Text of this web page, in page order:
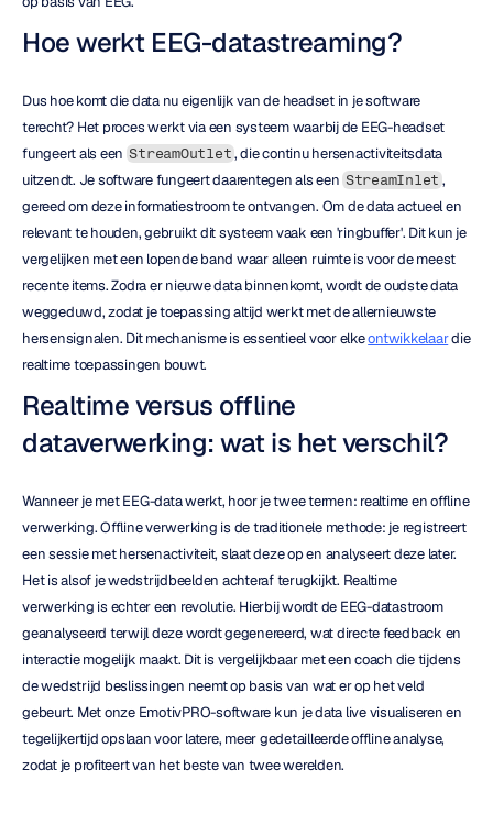
Hoe werkt EEG-datastreaming?
Dus hoe komt die data nu eigenlijk van de headset in je software
terecht? Het proces werkt via een systeem waarbij de EEG-headset
fungeert als een StreamOutlet, die continu hersenactiviteitsdata
uitzendt. Je software fungeert daarentegen als een StreamInlet ,
gereed om deze informatiestroom te ontvangen. Om de data actueel en
relevant te houden, gebruikt dit systeem vaak een 'ringbuffer'. Dit kun je
vergelijken met een lopende band waar alleen ruimte is voor de meest
recente items. Zodra er nieuwe data binnenkomt, wordt de oudste data
weggeduwd, zodat je toepassing altijd werkt met de allernieuwste
hersensignalen. Dit mechanisme is essentieel voor elke ontwikkelaar die
realtime toepassingen bouwt.
Realtime versus offline
dataverwerking: wat is het verschil?
Wanneer je met EEG-data werkt, hoor je twee termen: realtime en offline
verwerking. Offline verwerking is de traditionele methode: je registreert
een sessie met hersenactiviteit, slaat deze op en analyseert deze later.
Het is alsof je wedstrijdbeelden achteraf terugkijkt. Realtime
verwerking is echter een revolutie. Hierbij wordt de EEG-datastroom
geanalyseerd terwijl deze wordt gegenereerd, wat directe feedback en
interactie mogelijk maakt. Dit is vergelijkbaar met een coach die tijdens
de wedstrijd beslissingen neemt op basis van wat er op het veld
gebeurt. Met onze EmotivPRO-software kun je data live visualiseren en
tegelijkertijd opslaan voor latere, meer gedetailleerde offline analyse,
zodat je profiteert van het beste van twee werelden.